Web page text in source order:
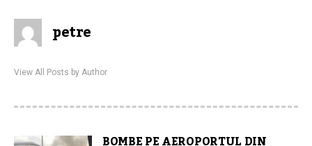
petre
View All Posts by Author